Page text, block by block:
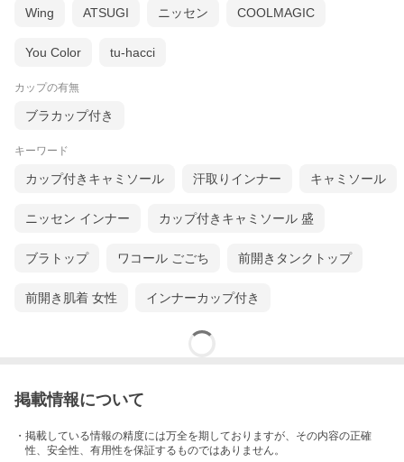
オーガニックコットン ガーゼベア天
竺
ない農地で 栽培された綿のことをいいます。手間をかけ
ながら、昔ながらの自然な栽培方法で作られた環境にも人
Wing ATSUGI ニッセン COOLMAGIC
You Color tu-hacci
カップの有無
ブラカップ付き
キーワード
カップ付きキャミソール 汗取りインナー キャミソール
ニッセン インナー カップ付きキャミソール 盛
ブラトップ ワコール ごごち 前開きタンクトップ
前開き肌着 女性 インナーカップ付き
掲載情報について
・掲載している情報の精度には万全を期しておりますが、その内容の正確
性、安全性、有用性を保証するものではありません。